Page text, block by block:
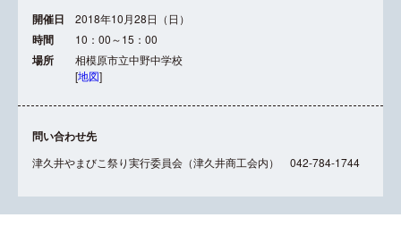
開催日 2018年10月28日（日）
時間 10：00～15：00
場所
相模原市立中野中学校
[地図]
問い合わせ先
津久井やまびこ祭り実行委員会（津久井商工会内） 042-784-1744